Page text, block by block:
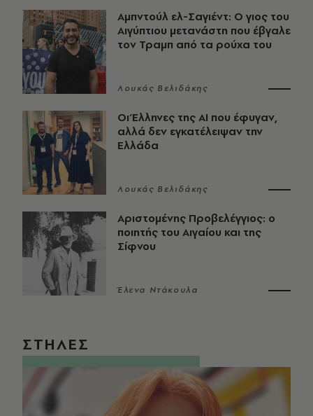
Αμπντούλ ελ-Σαγιέντ: Ο γιος του
Αιγύπτιου μετανάστη που έβγαλε
τον Τραμπ από τα ρούχα του
Λουκάς Βελιδάκης
Οι Έλληνες της ΑΙ που έφυγαν,
αλλά δεν εγκατέλειψαν την
Ελλάδα
Λουκάς Βελιδάκης
Αριστομένης Προβελέγγιος: ο
ποιητής του Αιγαίου και της
Σίφνου
Έλενα Ντάκουλα
ΣΤΗΛΕΣ